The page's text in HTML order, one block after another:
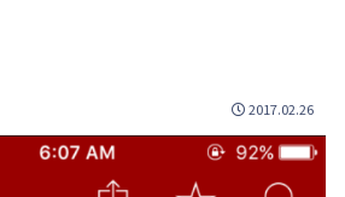
2017.02.26